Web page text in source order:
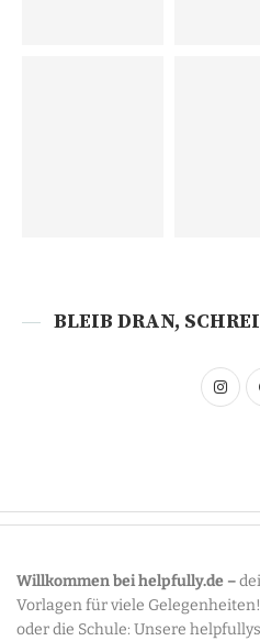
BLEIB DRAN,
Willkommen bei helpfully.de –
Vorlagen für viele
oder die Schule: Unsere